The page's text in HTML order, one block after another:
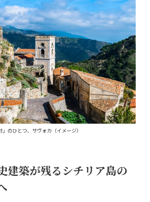
」のひとつ、サヴォカ（イメージ）
建築が残るシチリア島の